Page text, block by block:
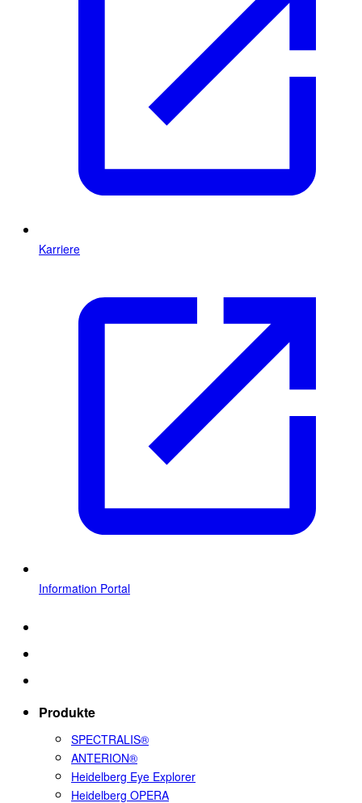
Karriere
Information Portal
Produkte
SPECTRALIS®
ANTERION®
Heidelberg Eye Explorer
Heidelberg OPERA